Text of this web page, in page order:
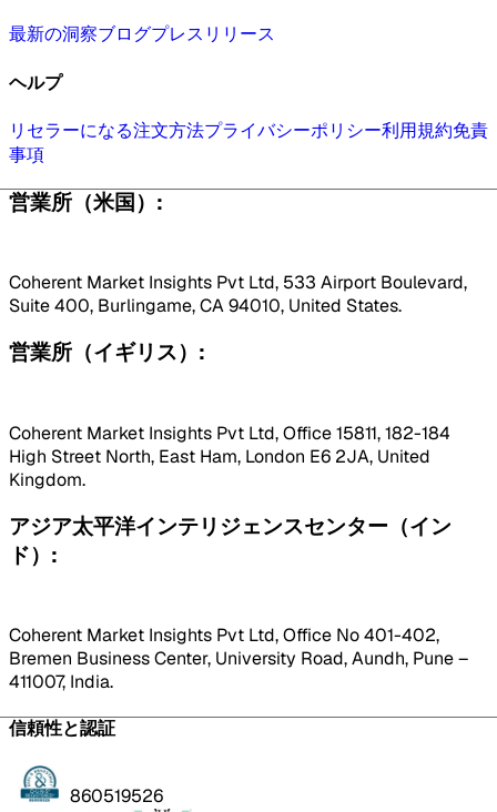
最新の洞察ブログプレスリリース
ヘルプ
リセラーになる注文方法プライバシーポリシー利用規約免責
事項
営業所（米国）:
Coherent Market Insights Pvt Ltd, 533 Airport Boulevard,
Suite 400, Burlingame, CA 94010, United States.
営業所（イギリス）:
Coherent Market Insights Pvt Ltd, Office 15811, 182-184
High Street North, East Ham, London E6 2JA, United
Kingdom.
アジア太平洋インテリジェンスセンター（イン
ド）:
Coherent Market Insights Pvt Ltd, Office No 401-402,
Bremen Business Center, University Road, Aundh, Pune –
411007, India.
信頼性と認証
860519526